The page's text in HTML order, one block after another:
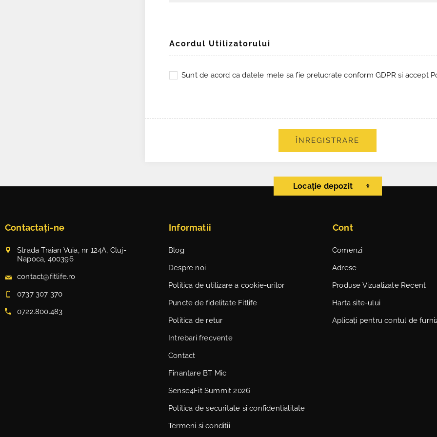
Acordul Utilizatorului
Sunt de acord ca datele mele sa fie prelucrate conform GDPR si accept
ÎNREGISTRARE
Locație depozit
Contactați-ne
Strada Traian Vuia, nr 124A, Cluj-
Napoca, 400396
contact@fitlife.ro
0737 307 370
0722.800.483
Informatii
Blog
Despre noi
Politica de utilizare a cookie-urilor
Puncte de fidelitate Fitlife
Politica de retur
Intrebari frecvente
Contact
Finantare BT Mic
Sense4Fit Summit 2026
Politica de securitate si confidentialitate
Termeni si conditii
Cont
Comenzi
Adrese
Produse Vizualizate Recent
Harta site-ului
Aplicați pentru contul de